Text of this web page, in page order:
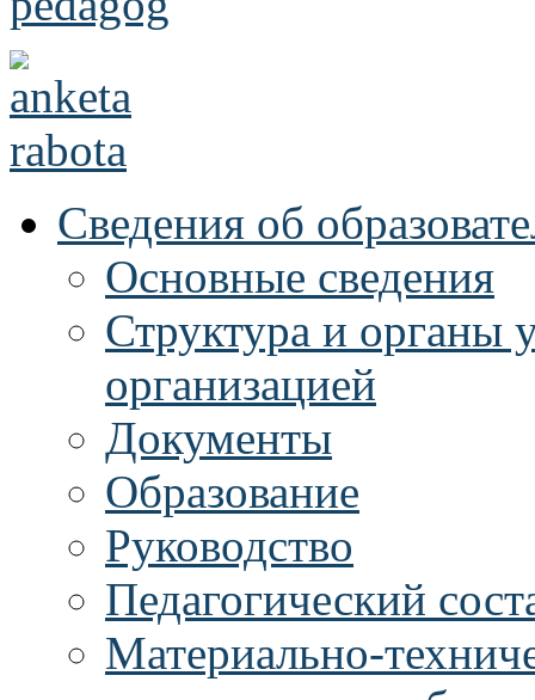
Сведения об
Основные сведения
Структура и органы
организацией
Документы
Образование
Руководство
Педагогический
Материально-